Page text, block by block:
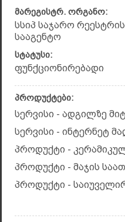
მარეგისტრ. ორგანო:
სსიპ საჯარო
სააგენტო
სტატუსი:
ფუნქციონირებადი
პროდუქტები:
სერვისი - ადგილზე
სერვისი - ინტერნეტ
პროდუქტი -
პროდუქტი - მაჯის
პროდუქტი -